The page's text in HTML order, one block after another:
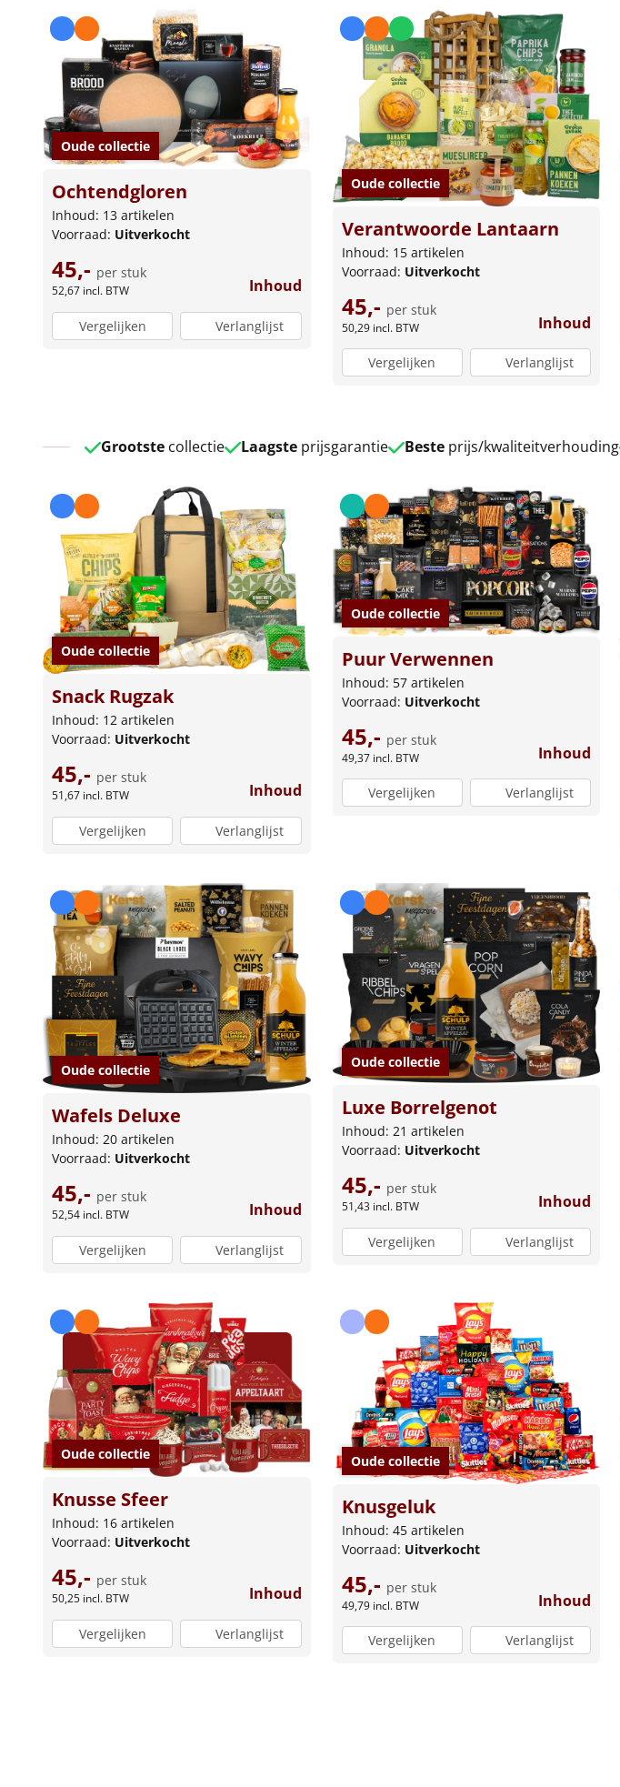
Oude collectie
Ochtendgloren
Inhoud: 13 artikelen
Voorraad: Uitverkocht
45,- per stuk
52,67 incl. BTW Inhoud
Vergelijken Verlanglijst
Oude collectie
Verantwoorde Lantaarn
Inhoud: 15 artikelen
Voorraad: Uitverkocht
45,- per stuk
50,29 incl. BTW Inhoud
Vergelijken Verlanglijst
Oude collectie
Snack Rugzak
Inhoud: 12 artikelen
Voorraad: Uitverkocht
45,- per stuk
51,67 incl. BTW Inhoud
Vergelijken Verlanglijst
Oude collectie
Puur Verwennen
Inhoud: 57 artikelen
Voorraad: Uitverkocht
45,- per stuk
49,37 incl. BTW Inhoud
Vergelijken Verlanglijst
Oude collectie
Wafels Deluxe
Inhoud: 20 artikelen
Voorraad: Uitverkocht
45,- per stuk
52,54 incl. BTW Inhoud
Vergelijken Verlanglijst
Oude collectie
Luxe Borrelgenot
Inhoud: 21 artikelen
Voorraad: Uitverkocht
45,- per stuk
51,43 incl. BTW Inhoud
Vergelijken Verlanglijst
Oude collectie
Knusse Sfeer
Inhoud: 16 artikelen
Voorraad: Uitverkocht
45,- per stuk
50,25 incl. BTW Inhoud
Vergelijken Verlanglijst
Oude collectie
Knusgeluk
Inhoud: 45 artikelen
Voorraad: Uitverkocht
45,- per stuk
49,79 incl. BTW Inhoud
Vergelijken Verlanglijst
Grootstecollectie Laagsteprijsgarantie Besteprijs/kwaliteitverhouding